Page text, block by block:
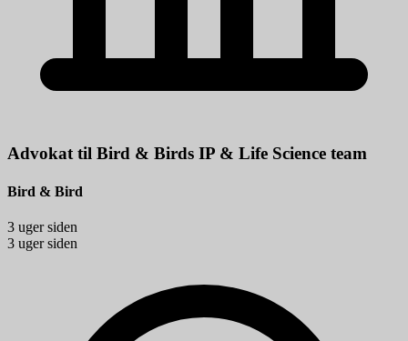
Advokat til Bird & Birds IP & Life Science team
Bird & Bird
3 uger siden
3 uger siden